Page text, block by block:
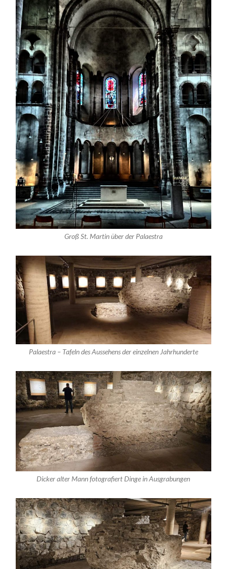
Groß St. Martin über der Palaestra
Palaestra – Tafeln des Aussehens der einzelnen Jahrhunderte
Dicker alter Mann fotografiert Dinge in Ausgrabungen